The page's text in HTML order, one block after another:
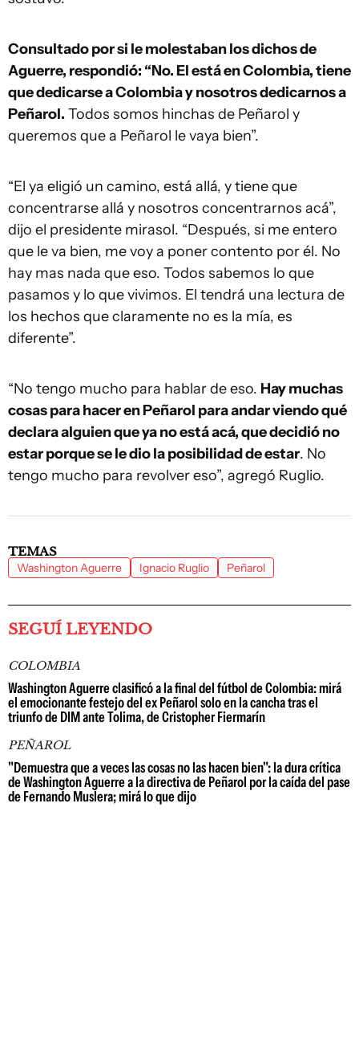
Consultado por si le molestaban los dichos de
Aguerre, respondió: “No. El está en Colombia, tiene
que dedicarse a Colombia y nosotros dedicarnos a
Peñarol. Todos somos hinchas de Peñarol y
queremos que a Peñarol le vaya bien”.
“El ya eligió un camino, está allá, y tiene que
concentrarse allá y nosotros concentrarnos acá”,
dijo el presidente mirasol. “Después, si me entero
que le va bien, me voy a poner contento por él. No
hay mas nada que eso. Todos sabemos lo que
pasamos y lo que vivimos. El tendrá una lectura de
los hechos que claramente no es la mía, es
diferente”.
“No tengo mucho para hablar de eso. Hay muchas
cosas para hacer en Peñarol para andar viendo qué
declara alguien que ya no está acá, que decidió no
estar porque se le dio la posibilidad de estar. No
tengo mucho para revolver eso”, agregó Ruglio.
TEMAS
Washington Aguerre Ignacio Ruglio Peñarol
SEGUÍ LEYENDO
COLOMBIA
Washington Aguerre clasificó a la final del fútbol de Colombia: mirá
el emocionante festejo del ex Peñarol solo en la cancha tras el
triunfo de DIM ante Tolima, de Cristopher Fiermarín
PEÑAROL
"Demuestra que a veces las cosas no las hacen bien": la dura crítica
de Washington Aguerre a la directiva de Peñarol por la caída del pase
de Fernando Muslera; mirá lo que dijo